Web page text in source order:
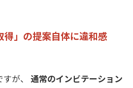
」の提案自体に違和感
が、 通常のインビテーション